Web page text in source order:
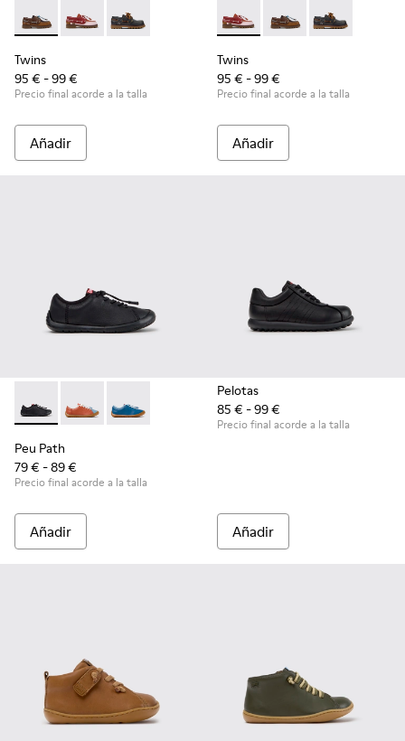
Twins - K800416-007 - Náuticos de piel marrón para niños.
Twins - K800416-008 - Zapatos náuticos de piel
Twins - K800416-001 - Zapatos náuticos de
Twins
95 € - 99 €
Precio final acorde a la talla
Añadir
Twins - K800416-008 -
Twins - K800416-
Twins -
Twins
95 € - 99 €
Precio final acorde a la talla
Añadir
Peu Path - K800707-007 - Zapatillas negras de piel para
Peu Path - K800707-008 - Zapatillas multicolor de
Peu Path - K800707-002 - Zapatillas de piel
Peu Path
79 € - 89 €
Precio final acorde a la talla
Añadir
Pelotas
85 € - 99 €
Precio final acorde a la talla
Añadir